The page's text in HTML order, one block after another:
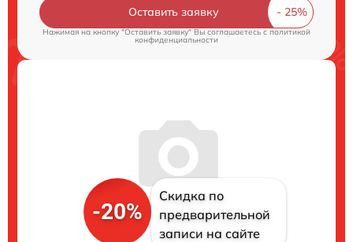
Оставить заявку
Нажимая на кнопку "Оставить заявку" Вы соглашаетесь cполитикой
конфиденциальности
-20%
Скидка по
предварительной
записи на сайте